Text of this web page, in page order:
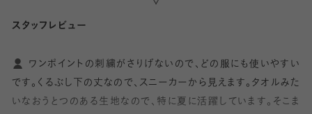
3点ごとにお値引きが適応されます。
・タオルのような肌触りのブークレ糸を使用
・ワンポイントの刺繍入り
スタッフレビュー
ワンポイントの刺繍がさりげないので、どの服にも使いやすい
です。くるぶし下の丈なので、スニーカーから見えます。タオルみた
いなおうとつのある生地なので、特に夏に活躍しています。そこま